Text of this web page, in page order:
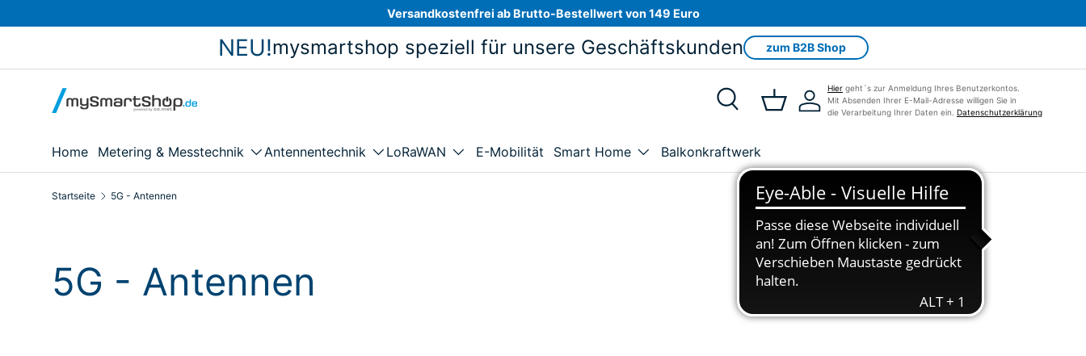
Direkt zum Inhalt
Versandkostenfrei ab Brutto-Bestellwert von 149 Euro
NEU!mysmartshop speziell für unsere Geschäftskunden zum B2B Shop
Suche Einkaufskorb
Einloggen
Hier geht´s zur Anmeldung Ihres Benutzerkontos.
Mit Absenden Ihrer E-Mail-Adresse willigen Sie in
die Verarbeitung Ihrer Daten ein. Datenschutzerklärung
Home Metering & Messtechnik Antennentechnik LoRaWAN E-Mobilität Smart Home Balkonkraftwerk
Startseite 5G - Antennen
5G - Antennen